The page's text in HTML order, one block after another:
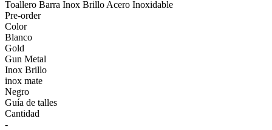
Toallero Barra Inox Brillo Acero Inoxidable
Pre-order
Color
Blanco
Gold
Gun Metal
Inox Brillo
inox mate
Negro
Guía de talles
Cantidad
-